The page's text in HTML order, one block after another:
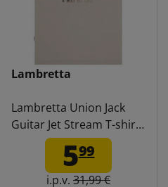
Lambretta
Lambretta Union Jack
Guitar Jet Stream T-shirt
voor heren SS6741-JET
599
i.p.v. 31,99 €